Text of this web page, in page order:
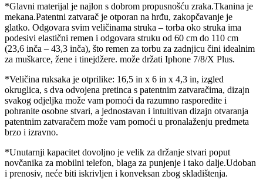
*Glavni materijal je najlon s dobrom propusnošću zraka.Tkanina je
mekana.Patentni zatvarač je otporan na hrđu, zakopčavanje je
glatko. Odgovara svim veličinama struka – torba oko struka ima
podesivi elastični remen i odgovara struku od 60 cm do 110 cm
(23,6 inča – 43,3 inča), što remen za torbu za zadnjicu čini idealnim
za muškarce, žene i tinejdžere. može držati Iphone 7/8/X Plus.
*Veličina ruksaka je otprilike: 16,5 in x 6 in x 4,3 in, izgled
okruglica, s dva odvojena pretinca s patentnim zatvaračima, dizajn
svakog odjeljka može vam pomoći da razumno rasporedite i
pohranite osobne stvari, a jednostavan i intuitivan dizajn otvaranja
patentnim zatvaračem može vam pomoći u pronalaženju predmeta
brzo i izravno.
*Unutarnji kapacitet dovoljno je velik za držanje stvari poput
novčanika za mobilni telefon, blaga za punjenje i tako dalje.Udoban
i prenosiv, neće biti iskrivljen i konveksan zbog skladištenja.